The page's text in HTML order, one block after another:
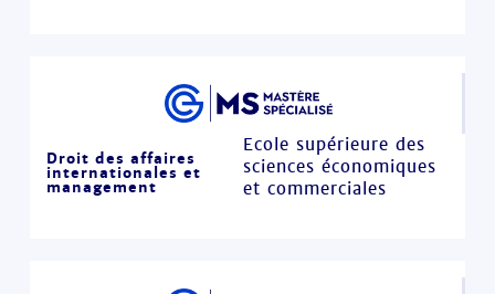
Droit des affaires
internationales et
management
Ecole supérieure des
sciences économiques
et commerciales